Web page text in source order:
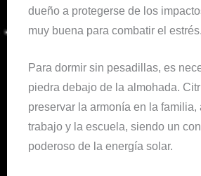
dueño a protegerse de los
muy buena para combatir el estrés.
Para dormir sin pesadillas, es
piedra debajo de la almohada.
preservar la armonía en la familia,
trabajo y la escuela, siendo un
poderoso de la energía solar.